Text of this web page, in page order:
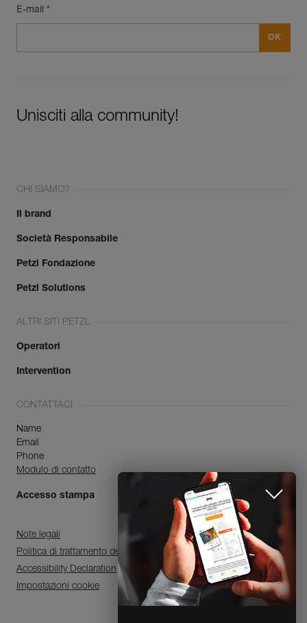
E-mail *
Unisciti alla community!
CHI SIAMO?
Il brand
Società Responsabile
Petzl Fondazione
Petzl Solutions
ALTRI SITI PETZL
Operatori
Intervention
CONTATTACI
Name
Email
Phone
Modulo di contatto
Accesso stampa
Note legali
Politica di trattamento dei dati personali e di gestione dei cookie
Accessibility Declaration
Impostazioni cookie